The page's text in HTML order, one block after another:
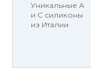
Уникальные А
и С силиконы
из Италии